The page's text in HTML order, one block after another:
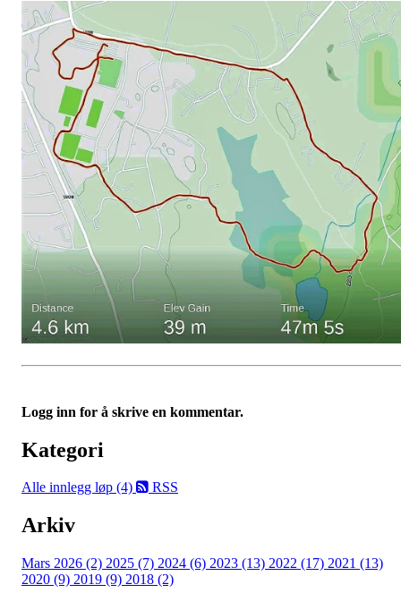
Logg inn for å skrive en kommentar.
Kategori
Alle innlegg løp (4) RSS
Arkiv
Mars 2026 (2) 2025 (7) 2024 (6) 2023 (13) 2022 (17) 2021 (13)
2020 (9) 2019 (9) 2018 (2)